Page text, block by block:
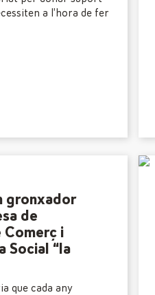
a l’hora de fer
gronxador
de
Comerç i
Social “la
que cada any